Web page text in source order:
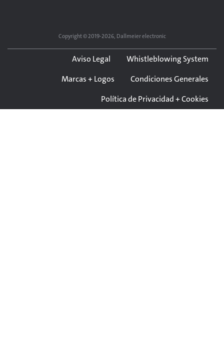
Copyright © 2019-2026, Dallmeier electronic
Aviso Legal
Whistleblowing System
Marcas + Logos
Condiciones Generales
Política de Privacidad + Cookies